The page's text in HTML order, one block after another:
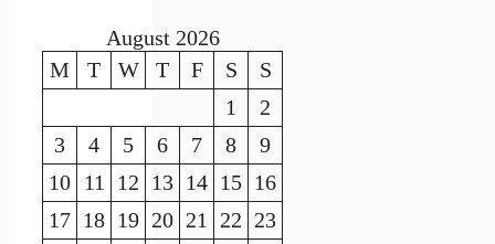
August 2026
M
T W T F S
S
1
2
3
4 5 6 7 8
9
10 11 12 13 14 15 16
17 18 19 20 21 22 23